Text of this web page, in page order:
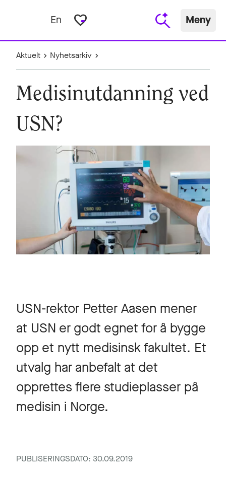
En favorite_border Meny
Aktuelt Nyhetsarkiv
Medisinutdanning ved
USN?
USN-rektor Petter Aasen mener
at USN er godt egnet for å bygge
opp et nytt medisinsk fakultet. Et
utvalg har anbefalt at det
opprettes flere studieplasser på
medisin i Norge.
PUBLISERINGSDATO: 30.09.2019